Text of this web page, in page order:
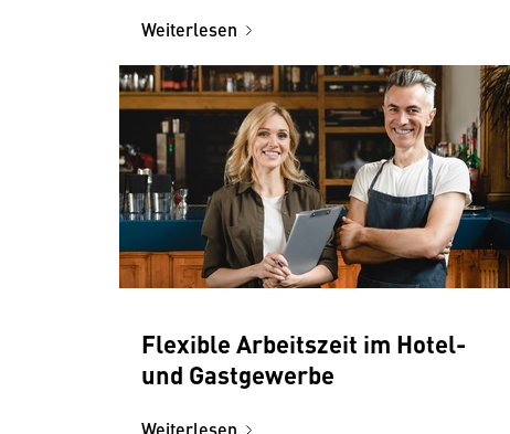
Weiterlesen
Flexible Arbeitszeit im Hotel-
und Gastgewerbe